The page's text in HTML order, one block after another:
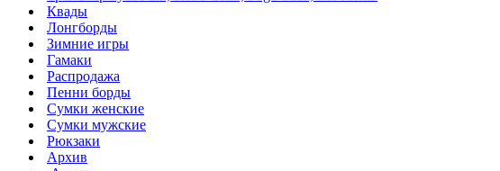
Квады
Лонгборды
Зимние игры
Гамаки
Распродажа
Пенни борды
Сумки женские
Сумки мужские
Рюкзаки
Архив